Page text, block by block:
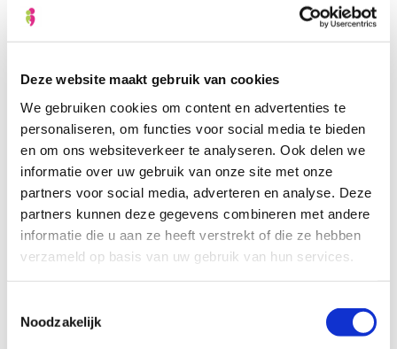
Deze website maakt gebruik van cookies
We gebruiken cookies om content en advertenties te
personaliseren, om functies voor social media te bieden
en om ons websiteverkeer te analyseren. Ook delen we
informatie over uw gebruik van onze site met onze
partners voor social media, adverteren en analyse. Deze
partners kunnen deze gegevens combineren met andere
informatie die u aan ze heeft verstrekt of die ze hebben
verzameld op basis van uw gebruik van hun services.
Noodzakelijk
van boven naar onderen: Gerard Stienstra, Ingrid
Heidema en Tinette de Boer
WNT verantwoording 2024:
WNT controleverklaring HGK w.g.